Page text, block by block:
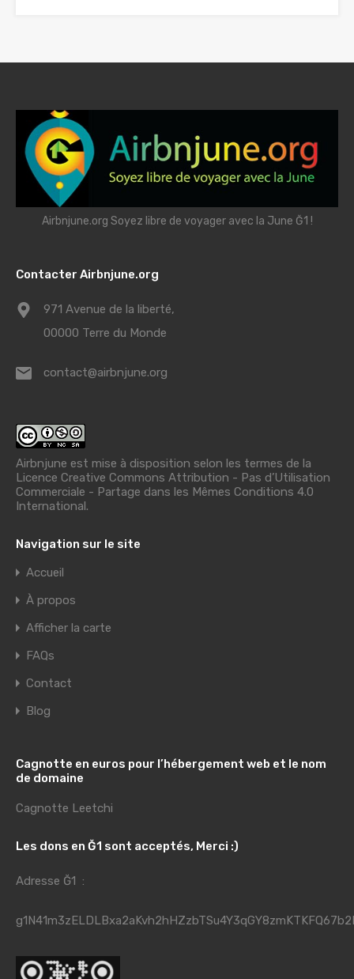
Airbnjune.org Soyez libre de voyager avec la June Ğ1 !
Contacter Airbnjune.org
971 Avenue de la liberté,
00000 Terre du Monde
contact@airbnjune.org
Airbnjune est mise à disposition selon les termes de la
Licence Creative Commons Attribution - Pas d’Utilisation
Commerciale - Partage dans les Mêmes Conditions 4.0
International.
Navigation sur le site
Accueil
À propos
Afficher la carte
FAQs
Contact
Blog
Cagnotte en euros pour l’hébergement web et le nom
de domaine
Cagnotte Leetchi
Les dons en Ğ1 sont acceptés, Merci :)
Adresse Ğ1 :